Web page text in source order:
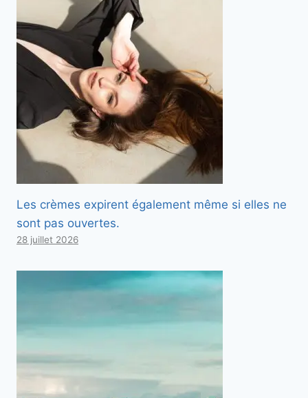
Les crèmes expirent également même si elles ne
sont pas ouvertes.
28 juillet 2026